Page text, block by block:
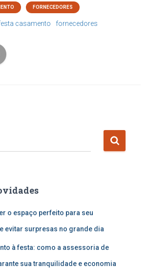
FORNECEDORES
casamento fornecedores
o espaço perfeito para seu
evitar surpresas no grande dia
à festa: como a assessoria de
sua tranquilidade e economia